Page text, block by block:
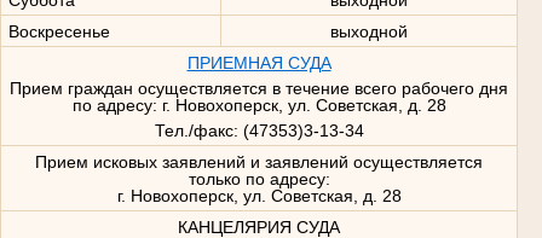
Воскресенье
выходной
ПРИЕМНАЯ СУДА
Прием граждан осуществляется в течение всего рабочего дня
по адресу: г. Новохоперск, ул. Советская, д. 28
Тел./факс: (47353)3-13-34
Прием исковых заявлений и заявлений осуществляется
только по адресу:
г. Новохоперск, ул. Советская, д. 28
КАНЦЕЛЯРИЯ СУДА